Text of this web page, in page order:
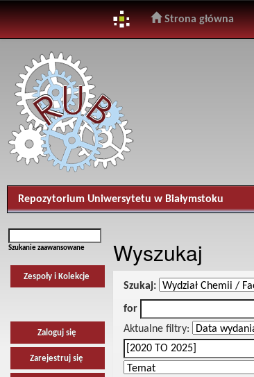
navigation
Strona główna
Repozytorium Uniwersytetu w Białymstoku
Szukanie zaawansowane
Zespoły i Kolekcje
Zaloguj się
Zarejestruj się
Wyszukaj
Szukaj:
for
Aktualne filtry: